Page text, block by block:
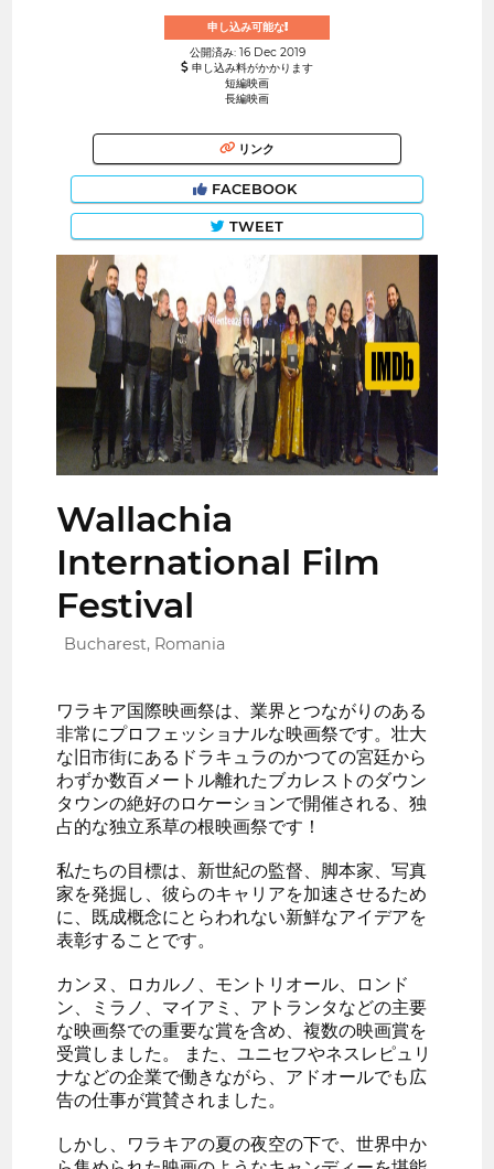
申し込み可能な!
公開済み: 16 Dec 2019
申し込み料がかかります
短編映画
長編映画
リンク
FACEBOOK
TWEET
Wallachia
International Film
Festival
Bucharest, Romania
ワラキア国際映画祭は、業界とつながりのある
非常にプロフェッショナルな映画祭です。壮大
な旧市街にあるドラキュラのかつての宮廷から
わずか数百メートル離れたブカレストのダウン
タウンの絶好のロケーションで開催される、独
占的な独立系草の根映画祭です！
私たちの目標は、新世紀の監督、脚本家、写真
家を発掘し、彼らのキャリアを加速させるため
に、既成概念にとらわれない新鮮なアイデアを
表彰することです。
カンヌ、ロカルノ、モントリオール、ロンド
ン、ミラノ、マイアミ、アトランタなどの主要
な映画祭での重要な賞を含め、複数の映画賞を
受賞しました。 また、ユニセフやネスレピュリ
ナなどの企業で働きながら、アドオールでも広
告の仕事が賞賛されました。
しかし、ワラキアの夏の夜空の下で、世界中か